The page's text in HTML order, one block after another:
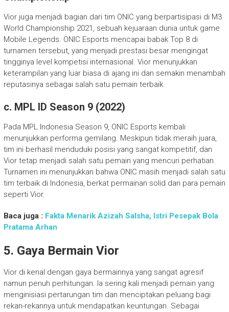
Vior juga menjadi bagian dari tim ONIC yang berpartisipasi di M3
World Championship 2021, sebuah kejuaraan dunia untuk game
Mobile Legends. ONIC Esports mencapai babak Top 8 di
turnamen tersebut, yang menjadi prestasi besar mengingat
tingginya level kompetisi internasional. Vior menunjukkan
keterampilan yang luar biasa di ajang ini dan semakin menambah
reputasinya sebagai salah satu pemain terbaik.
c. MPL ID Season 9 (2022)
Pada MPL Indonesia Season 9, ONIC Esports kembali
menunjukkan performa gemilang. Meskipun tidak meraih juara,
tim ini berhasil menduduki posisi yang sangat kompetitif, dan
Vior tetap menjadi salah satu pemain yang mencuri perhatian.
Turnamen ini menunjukkan bahwa ONIC masih menjadi salah satu
tim terbaik di Indonesia, berkat permainan solid dari para pemain
seperti Vior.
Baca juga : Fakta Menarik Azizah Salsha, Istri Pesepak Bola
Pratama Arhan
5. Gaya Bermain Vior
Vior di kenal dengan gaya bermainnya yang sangat agresif
namun penuh perhitungan. Ia sering kali menjadi pemain yang
menginisiasi pertarungan tim dan menciptakan peluang bagi
rekan-rekannya untuk mendapatkan keuntungan. Sebagai